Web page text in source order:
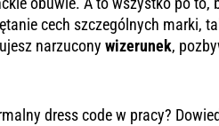
cech szczególnych marki,
narzuconywizerunek,
dress code w pracy?